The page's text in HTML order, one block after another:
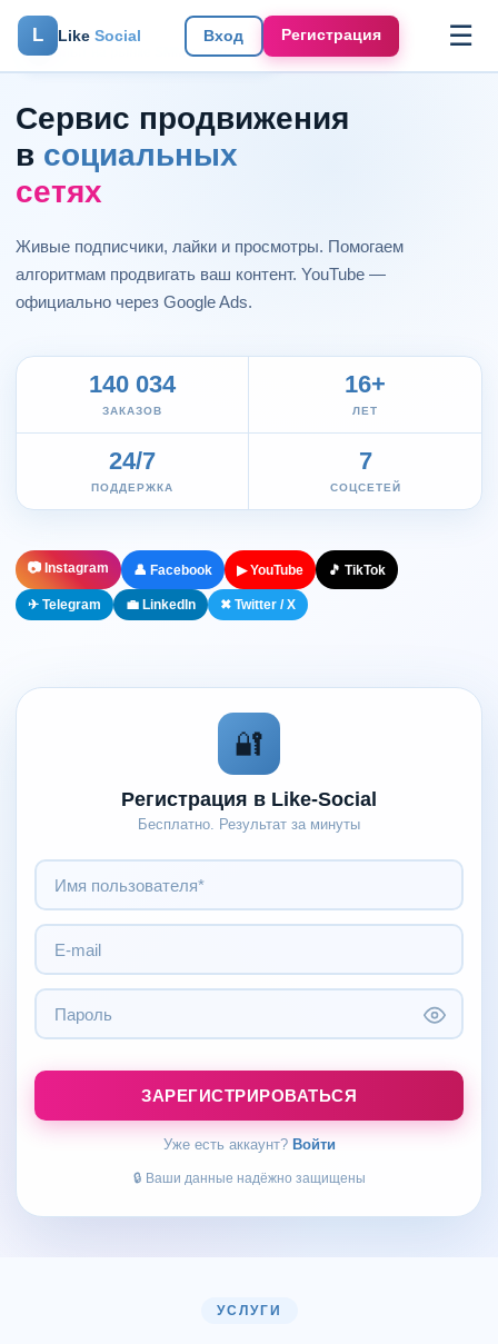
L Like Social Вход Регистрация ☰
Опыт на рынке SMM с 2008 года
Сервис продвижения
в социальных
сетях
Живые подписчики, лайки и просмотры. Помогаем
алгоритмам продвигать ваш контент. YouTube —
официально через Google Ads.
140 034
ЗАКАЗОВ
16+
ЛЕТ
24/7
ПОДДЕРЖКА
7
СОЦСЕТЕЙ
📷 Instagram 👤 Facebook ▶ YouTube 🎵 TikTok
✈ Telegram 💼 LinkedIn ✖ Twitter / X
🔐
Регистрация в Like-Social
Бесплатно. Результат за минуты
ЗАРЕГИСТРИРОВАТЬСЯ
Уже есть аккаунт? Войти
🔒 Ваши данные надёжно защищены
УСЛУГИ